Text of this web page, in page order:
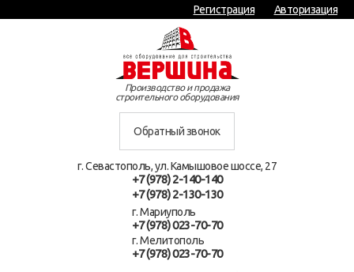
Регистрация Авторизация
Производство и продажа
строительного оборудования
Обратный звонок
г. Севастополь, ул. Камышовое шоссе, 27
+7 (978) 2-140-140
+7 (978) 2-130-130
г. Мариуполь
+7 (978) 023-70-70
г. Мелитополь
+7 (978) 023-70-70